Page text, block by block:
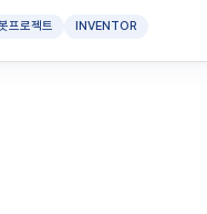
프로젝트 INVENTOR